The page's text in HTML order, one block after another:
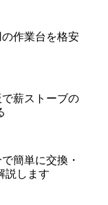
の作業台を格安
で薪ストーブの
簡単に交換・
説します